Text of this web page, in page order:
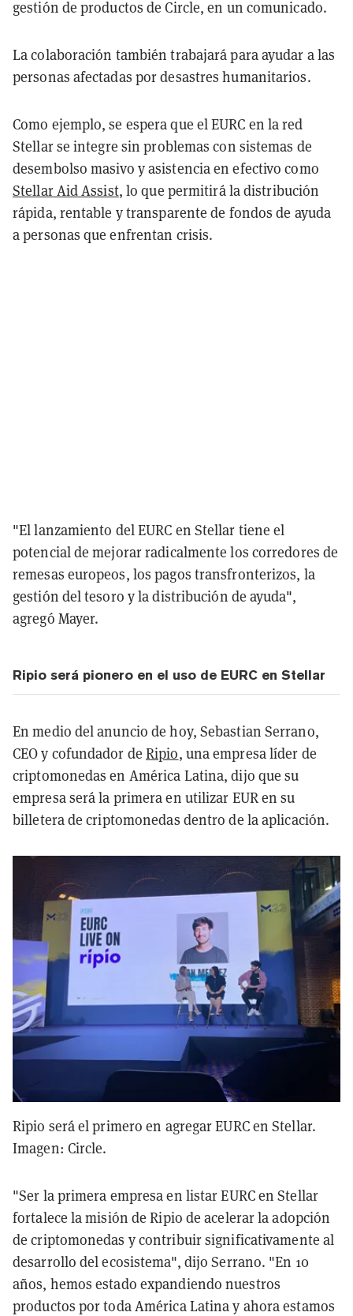
gestión de productos de Circle, en un comunicado.
La colaboración también trabajará para ayudar a las
personas afectadas por desastres humanitarios.
Como ejemplo, se espera que el EURC en la red
Stellar se integre sin problemas con sistemas de
desembolso masivo y asistencia en efectivo como
Stellar Aid Assist, lo que permitirá la distribución
rápida, rentable y transparente de fondos de ayuda
a personas que enfrentan crisis.
"El lanzamiento del EURC en Stellar tiene el
potencial de mejorar radicalmente los corredores de
remesas europeos, los pagos transfronterizos, la
gestión del tesoro y la distribución de ayuda",
agregó Mayer.
Ripio será pionero en el uso de EURC en Stellar
En medio del anuncio de hoy, Sebastian Serrano,
CEO y cofundador deRipio, una empresa líder de
criptomonedas en América Latina, dijo que su
empresa será la primera en utilizar EUR en su
billetera de criptomonedas dentro de la aplicación.
Ripio será el primero en agregar EURC en Stellar.
Imagen: Circle.
"Ser la primera empresa en listar EURC en Stellar
fortalece la misión de Ripio de acelerar la adopción
de criptomonedas y contribuir significativamente al
desarrollo del ecosistema", dijo Serrano. "En 10
años, hemos estado expandiendo nuestros
productos por toda América Latina y ahora estamos